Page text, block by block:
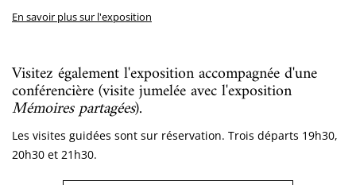
En savoir plus sur l'exposition
Visitez également l'exposition accompagnée d'une
conférencière (visite jumelée avec l'exposition
Mémoires partagées).
Les visites guidées sont sur réservation. Trois départs 19h30,
20h30 et 21h30.